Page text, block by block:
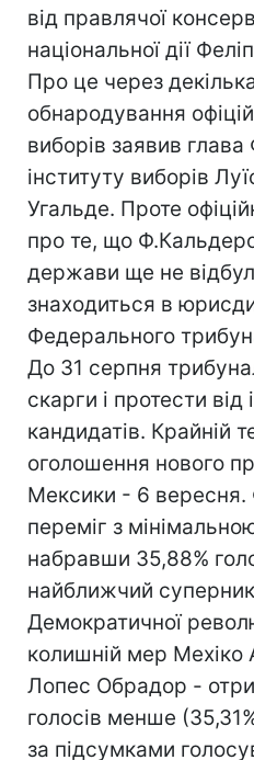
від правлячої
національної дії
Про це через
обнародування
виборів заявив
інституту виборів
Угальде. Проте
про те, що
держави ще не
знаходиться в
Федерального
До 31 серпня
скарги і протести від
кандидатів. Крайній
оголошення нового
Мексики - 6
переміг з
набравши 35,88%
найближчий
Демократичної
колишній мер
Лопес Обрадор -
голосів менше
за підсумками